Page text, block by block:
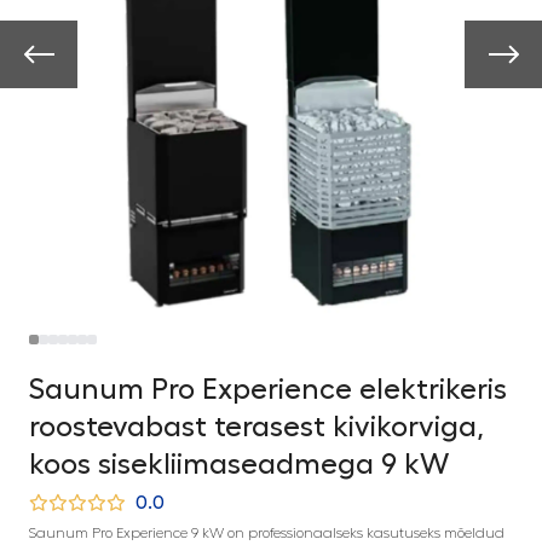
Saunum Pro Experience elektrikeris
roostevabast terasest kivikorviga,
koos sisekliimaseadmega 9 kW
0.0
Saunum Pro Experience 9 kW on professionaalseks kasutuseks mõeldud